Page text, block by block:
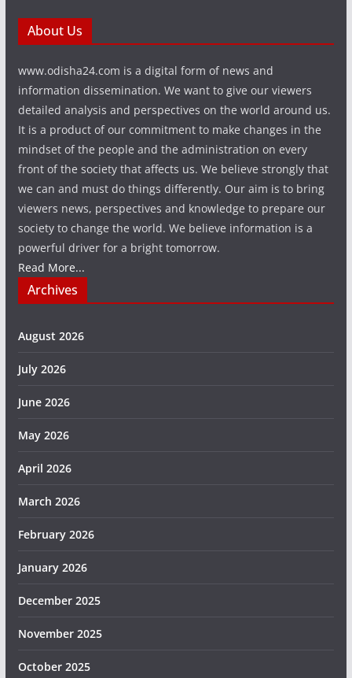
About Us
www.odisha24.com is a digital form of news and
information dissemination. We want to give our viewers
detailed analysis and perspectives on the world around us.
It is a product of our commitment to make changes in the
mindset of the people and the administration on every
front of the society that affects us. We believe strongly that
we can and must do things differently. Our aim is to bring
viewers news, perspectives and knowledge to prepare our
society to change the world. We believe information is a
powerful driver for a bright tomorrow.
Read More...
Archives
August 2026
July 2026
June 2026
May 2026
April 2026
March 2026
February 2026
January 2026
December 2025
November 2025
October 2025